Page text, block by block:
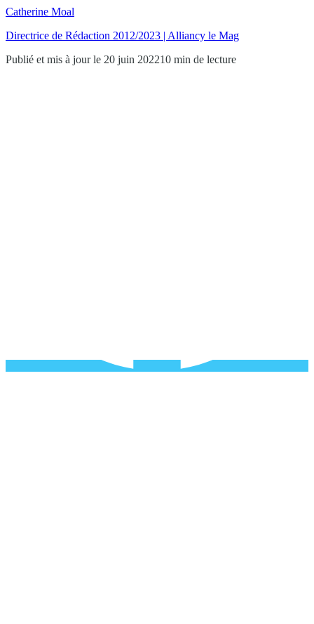
Catherine Moal
Directrice de Rédaction 2012/2023 | Alliancy le Mag
Publié et mis à jour le 20 juin 202210 min de lecture